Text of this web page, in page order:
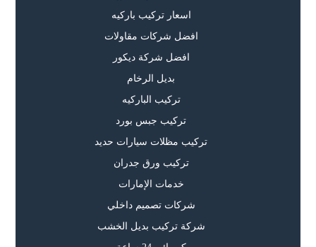
اسعار تركيب باركيه
افضل شركات مقاولات
افضل شركة ديكور
بديل الرخام
تركيب الباركيه
تركيب جبس بورد
تركيب مظلات سيارات حديد
تركيب ورق جدران
خدمات الإمارات
شركات تصميم داخلي
شركة تركيب بديل الخشب